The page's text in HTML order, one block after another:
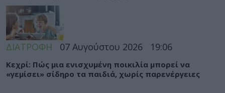
ΔΙΑΤΡΟΦΗ 07 Αυγούστου 2026 19:06
Κεχρί: Πώς μια ενισχυμένη ποικιλία μπορεί να
«γεμίσει» σίδηρο τα παιδιά, χωρίς παρενέργειες